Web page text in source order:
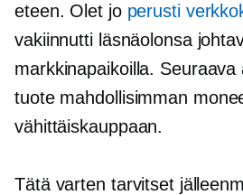
eteen. Olet jo perusti
vakiinnutti läsnäolonsa
markkinapaikoilla.
tuote mahdollisimman
vähittäiskauppaan.
Tätä varten tarvitset